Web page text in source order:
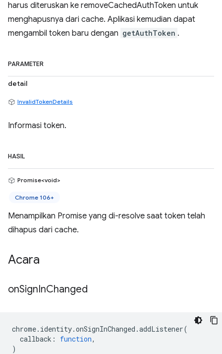
harus diteruskan ke removeCachedAuthToken untuk
menghapusnya dari cache. Aplikasi kemudian dapat
mengambil token baru dengan getAuthToken .
PARAMETER
detail
InvalidTokenDetails
Informasi token.
HASIL
Promise<void>
Chrome 106+
Menampilkan Promise yang di-resolve saat token telah
dihapus dari cache.
Acara
onSignInChanged
chrome. identity.onSignInChanged .addListener(
callback : function,
)